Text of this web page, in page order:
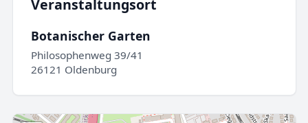
Veranstaltungsort
Botanischer Garten
Philosophenweg 39/41
26121 Oldenburg